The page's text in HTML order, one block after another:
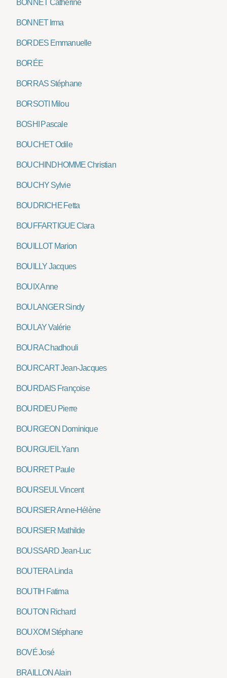
BONNET Catherine
BONNET Irma
BORDES Emmanuelle
BORÉE
BORRAS Stéphane
BORSOTI Milou
BOSHI Pascale
BOUCHET Odile
BOUCHINDHOMME Christian
BOUCHY Sylvie
BOUDRICHE Fetta
BOUFFARTIGUE Clara
BOUILLOT Marion
BOUILLY Jacques
BOUIX Anne
BOULANGER Sindy
BOULAY Valérie
BOURA Chadhouli
BOURCART Jean-Jacques
BOURDAIS Françoise
BOURDIEU Pierre
BOURGEON Dominique
BOURGUEIL Yann
BOURRET Paule
BOURSEUL Vincent
BOURSIER Anne-Hélène
BOURSIER Mathilde
BOUSSARD Jean-Luc
BOUTERA Linda
BOUTIH Fatima
BOUTON Richard
BOUXOM Stéphane
BOVÉ José
BRAILLON Alain